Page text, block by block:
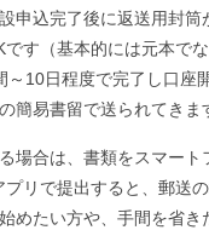
申込完了後に返送用封
です（基本的には元本で
～10日程度で完了し口座
簡易書留で送られてきま
場合は、書類をスマー
プリで提出すると、郵送
めたい方や、手間を省